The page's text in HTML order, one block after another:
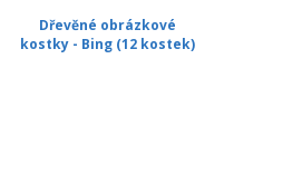
Dřevěné obrázkové
kostky - Bing (12 kostek)